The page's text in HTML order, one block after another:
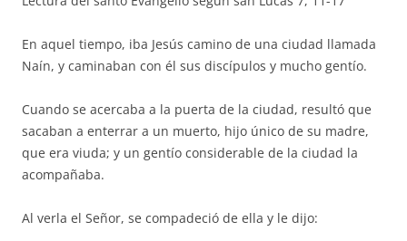
En aquel tiempo, iba Jesús camino de una ciudad llamada
Naín, y caminaban con él sus discípulos y mucho gentío.
Cuando se acercaba a la puerta de la ciudad, resultó que
sacaban a enterrar a un muerto, hijo único de su madre,
que era viuda; y un gentío considerable de la ciudad la
acompañaba.
Al verla el Señor, se compadeció de ella y le dijo: